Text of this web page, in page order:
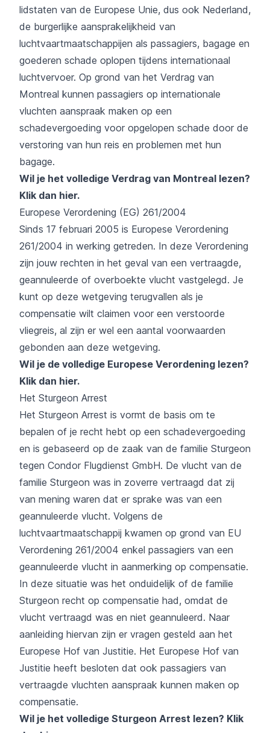
lidstaten van de Europese Unie, dus ook Nederland,
de burgerlijke aansprakelijkheid van
luchtvaartmaatschappijen als passagiers, bagage en
goederen schade oplopen tijdens internationaal
luchtvervoer. Op grond van het Verdrag van
Montreal kunnen passagiers op internationale
vluchten aanspraak maken op een
schadevergoeding voor opgelopen schade door de
verstoring van hun reis en problemen met hun
bagage.
Wil je het volledige Verdrag van Montreal lezen?
Klik dan hier.
Europese Verordening (EG) 261/2004
Sinds 17 februari 2005 is Europese Verordening
261/2004 in werking getreden. In deze Verordening
zijn jouw rechten in het geval van een vertraagde,
geannuleerde of overboekte vlucht vastgelegd. Je
kunt op deze wetgeving terugvallen als je
compensatie wilt claimen voor een verstoorde
vliegreis, al zijn er wel een aantal voorwaarden
gebonden aan deze wetgeving.
Wil je de volledige Europese Verordening lezen?
Klik dan hier.
Het Sturgeon Arrest
Het Sturgeon Arrest is vormt de basis om te
bepalen of je recht hebt op een schadevergoeding
en is gebaseerd op de zaak van de familie Sturgeon
tegen Condor Flugdienst GmbH. De vlucht van de
familie Sturgeon was in zoverre vertraagd dat zij
van mening waren dat er sprake was van een
geannuleerde vlucht. Volgens de
luchtvaartmaatschappij kwamen op grond van EU
Verordening 261/2004 enkel passagiers van een
geannuleerde vlucht in aanmerking op compensatie.
In deze situatie was het onduidelijk of de familie
Sturgeon recht op compensatie had, omdat de
vlucht vertraagd was en niet geannuleerd. Naar
aanleiding hiervan zijn er vragen gesteld aan het
Europese Hof van Justitie. Het Europese Hof van
Justitie heeft besloten dat ook passagiers van
vertraagde vluchten aanspraak kunnen maken op
compensatie.
Wil je het volledige Sturgeon Arrest lezen? Klik